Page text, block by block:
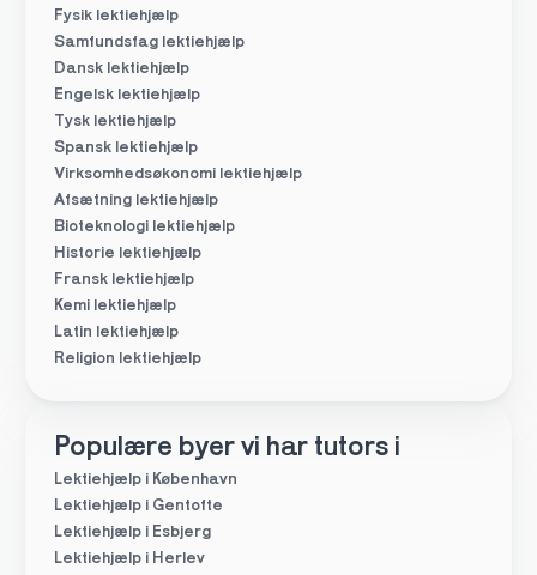
Fysik lektiehjælp
Samfundsfag lektiehjælp
Dansk lektiehjælp
Engelsk lektiehjælp
Tysk lektiehjælp
Spansk lektiehjælp
Virksomhedsøkonomi lektiehjælp
Afsætning lektiehjælp
Bioteknologi lektiehjælp
Historie lektiehjælp
Fransk lektiehjælp
Kemi lektiehjælp
Latin lektiehjælp
Religion lektiehjælp
Populære byer vi har tutors i
Lektiehjælp i København
Lektiehjælp i Gentofte
Lektiehjælp i Esbjerg
Lektiehjælp i Herlev